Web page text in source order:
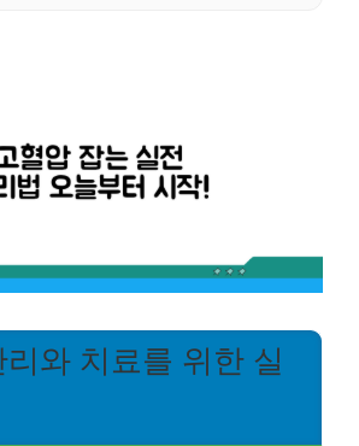
리와 치료를 위한 실